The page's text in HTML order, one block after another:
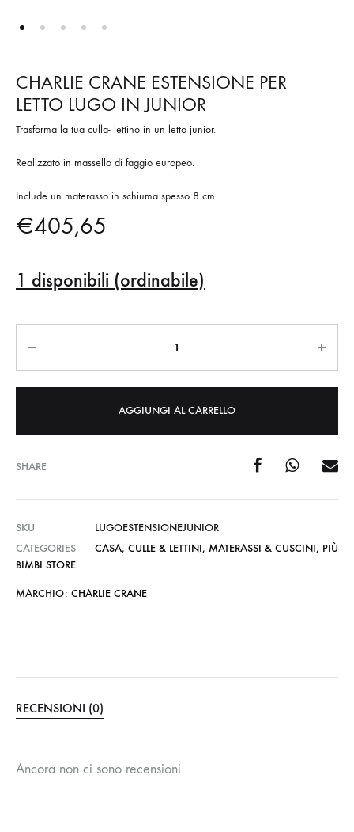
CHARLIE CRANE ESTENSIONE PER
LETTO LUGO IN JUNIOR
Trasforma la tua culla- lettino in un letto junior.
Realizzato in massello di faggio europeo.
Include un materasso in schiuma spesso 8 cm.
€405,65
1 disponibili (ordinabile)
AGGIUNGI AL CARRELLO
SHARE
SKU
LUGOESTENSIONEJUNIOR
CATEGORIES
CASA, CULLE & LETTINI, MATERASSI & CUSCINI, PIÙ
BIMBI STORE
MARCHIO: CHARLIE CRANE
RECENSIONI (0)
Ancora non ci sono recensioni.